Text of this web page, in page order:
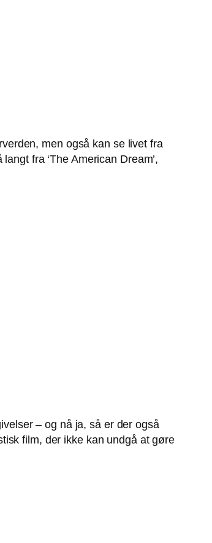
men også kan se livet fra
fra ‘The American Dream’,
– og nå ja, så er der også
film, der ikke kan undgå at gøre